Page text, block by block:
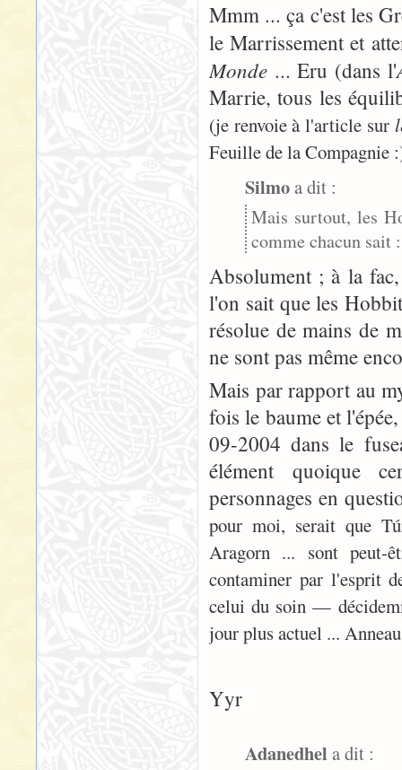
Mmm ... ça c'est les
le Marrissement et
Monde ... Eru (dans l'
Marrie, tous les
(je renvoie à l'article sur
Feuille de la Compagnie
Silmoa dit :
Mais surtout, les
comme chacun sait
Absolument ; à la
l'on sait que les
résolue de mains de
ne sont pas même
Mais par rapport au
fois le baume et
09-2004 dans le
élément quoique
personnages en
pour moi, serait que
Aragorn ... sont peut-
contaminer par l'esprit
celui du soin —
jour plus actuel ...
Yyr
Adanedhel a dit :